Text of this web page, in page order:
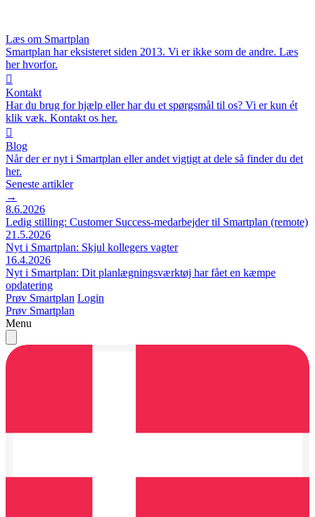
Læs om Smartplan
Smartplan har eksisteret siden 2013. Vi er ikke som de andre. Læs
her hvorfor.

Kontakt
Har du brug for hjælp eller har du et spørgsmål til os? Vi er kun ét
klik væk. Kontakt os her.

Blog
Når der er nyt i Smartplan eller andet vigtigt at dele så finder du det
her.
Seneste artikler
→
8.6.2026
Ledig stilling: Customer Success-medarbejder til Smartplan (remote)
21.5.2026
Nyt i Smartplan: Skjul kollegers vagter
16.4.2026
Nyt i Smartplan: Dit planlægningsværktøj har fået en kæmpe
opdatering
Prøv Smartplan Login
Prøv Smartplan
Menu